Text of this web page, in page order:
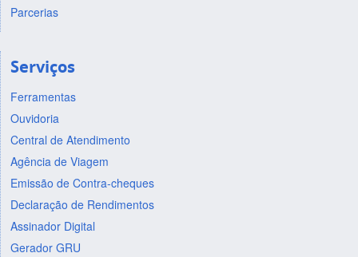
Parcerias
Serviços
Ferramentas
Ouvidoria
Central de Atendimento
Agência de Viagem
Emissão de Contra-cheques
Declaração de Rendimentos
Assinador Digital
Gerador GRU